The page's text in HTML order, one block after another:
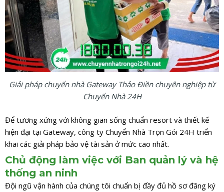
Giải pháp chuyển nhà Gateway Thảo Điền chuyên nghiệp từ
Chuyển Nhà 24H
Để tương xứng với không gian sống chuẩn resort và thiết kế
hiện đại tại Gateway, công ty Chuyển Nhà Trọn Gói 24H triển
khai các giải pháp bảo vệ tài sản ở mức cao nhất.
Chủ động làm việc với Ban quản lý và hệ
thống an ninh
Đội ngũ vận hành của chúng tôi chuẩn bị đầy đủ hồ sơ đăng ký